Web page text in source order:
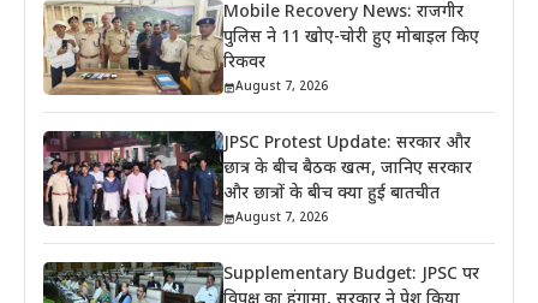
Mobile Recovery News: राजगीर
पुलिस ने 11 खोए-चोरी हुए मोबाइल किए
रिकवर
August 7, 2026
JPSC Protest Update: सरकार और
छात्र के बीच बैठक खत्म, जानिए सरकार
और छात्रों के बीच क्या हुई बातचीत
August 7, 2026
Supplementary Budget: JPSC पर